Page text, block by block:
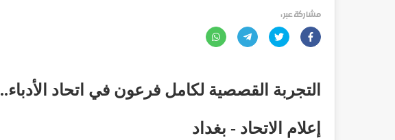
مشاركة عبر :
التجربة القصصية لكامل فرعون في اتحاد الأدباء..
إعلام الاتحاد - بغداد